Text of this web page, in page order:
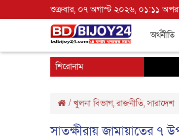
শুক্রবার, ০৭ অগাস্ট ২০২৬, ০১:১১
অর্থনীতি
শিরোনাম
/ খুলনা বিভাগ,রাজনীতি,সারাদেশ
সাতক্ষীরায় জামায়াতের